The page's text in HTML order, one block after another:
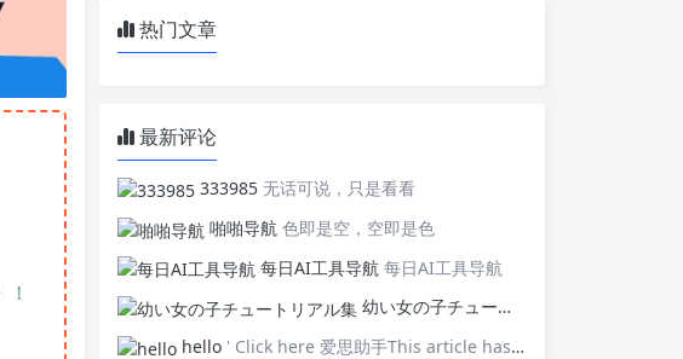
热门文章
最新评论
333985 无话可说，只是看看
啪啪导航 色即是空，空即是色
每日AI工具导航 每日AI工具导航
幼い女の子チュートリアル集
hello ' Click here 爱思助手This article has opened my eyes to new ideas—thank you!